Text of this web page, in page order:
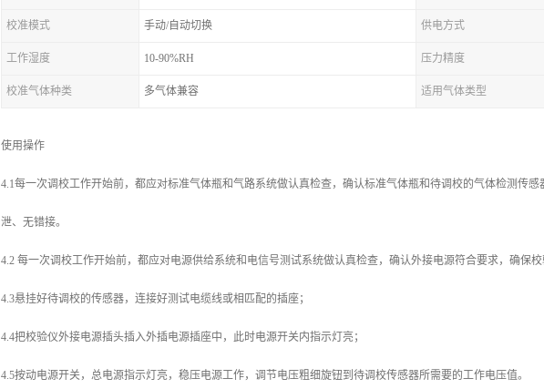
校准模式 手动/自动切换 供电方式
工作湿度 10-90%RH 压力精度
校准气体种类 多气体兼容 适用气体类型
使用操作
4.1每一次调校工作开始前，都应对标准气体瓶和气路系统做认真检查，确认标准气体瓶和待调校的气体检测传
泄、无错接。
4.2 每一次调校工作开始前，都应对电源供给系统和电信号测试系统做认真检查，确认外接电源符合要求，确保校
4.3悬挂好待调校的传感器，连接好测试电缆线或相匹配的插座；
4.4把校验仪外接电源插头插入外插电源插座中，此时电源开关内指示灯亮；
4.5按动电源开关，总电源指示灯亮，稳压电源工作，调节电压粗细旋钮到待调校传感器所需要的工作电压值。